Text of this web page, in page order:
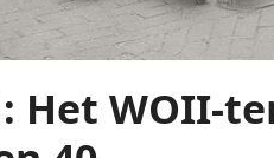
Het WOII-